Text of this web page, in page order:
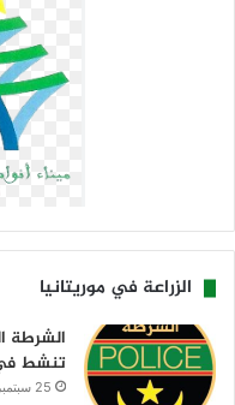
الزراعة في موريتانيا
الشرطة
تنشط
25 سبتمبر، 2025